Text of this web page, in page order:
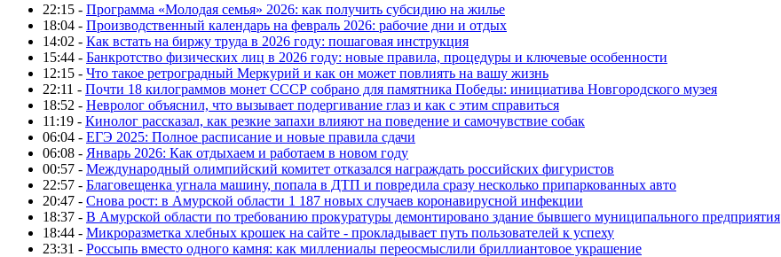
22:15 - Программа «Молодая семья» 2026: как получить субсидию на жилье
18:04 - Производственный календарь на февраль 2026: рабочие дни и отдых
14:02 - Как встать на биржу труда в 2026 году: пошаговая инструкция
15:44 - Банкротство физических лиц в 2026 году: новые правила, процедуры и ключевые особенности
12:15 - Что такое ретроградный Меркурий и как он может повлиять на вашу жизнь
22:11 - Почти 18 килограммов монет СССР собрано для памятника Победы: инициатива Новгородского музея
18:52 - Невролог объяснил, что вызывает подергивание глаз и как с этим справиться
11:19 - Кинолог рассказал, как резкие запахи влияют на поведение и самочувствие собак
06:04 - ЕГЭ 2025: Полное расписание и новые правила сдачи
06:08 - Январь 2026: Как отдыхаем и работаем в новом году
00:57 - Международный олимпийский комитет отказался награждать российских фигуристов
22:57 - Благовещенка угнала машину, попала в ДТП и повредила сразу несколько припаркованных авто
20:47 - Снова рост: в Амурской области 1 187 новых случаев коронавирусной инфекции
18:37 - В Амурской области по требованию прокуратуры демонтировано здание бывшего муниципального предприятия
18:44 - Микроразметка хлебных крошек на сайте - прокладывает путь пользователей к успеху
23:31 - Россыпь вместо одного камня: как миллениалы переосмыслили бриллиантовое украшение